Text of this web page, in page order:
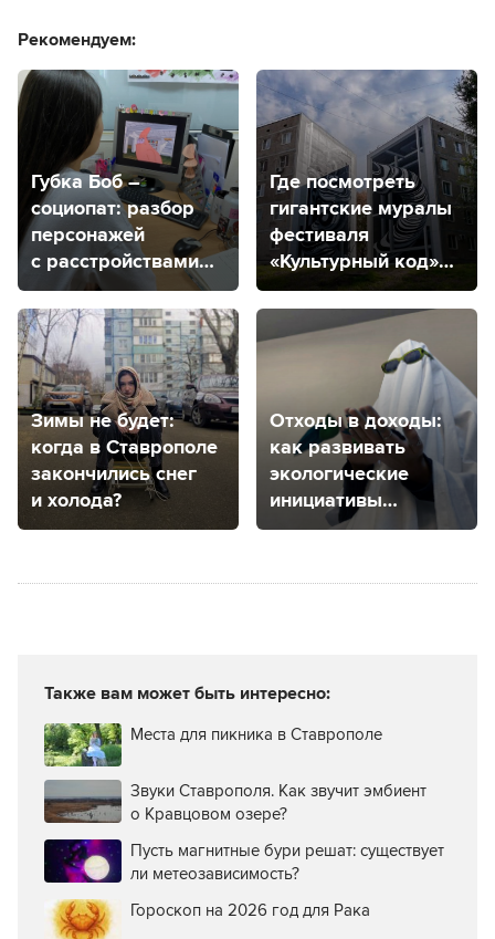
Рекомендуем:
Губка Боб –
социопат: разбор
персонажей
с расстройствами
от психолога
из Ставрополя
Где посмотреть
гигантские муралы
фестиваля
«Культурный код»
в Солнечнодольске
Зимы не будет:
когда в Ставрополе
закончились снег
и холода?
Отходы в доходы:
как развивать
экологические
инициативы
на Ставрополье
ли монетизировать
Также вам может быть интересно:
Места для пикника в Ставрополе
Звуки Ставрополя. Как звучит эмбиент
о Кравцовом озере?
Пусть магнитные бури решат: существует
ли метеозависимость?
Гороскоп на 2026 год для Рака